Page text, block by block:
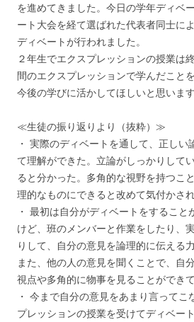
を進めてきました。今日の学年ディベ
ート大会を経て選ばれた代表者同士に
ディベートが行われました。
２年生でエクスプレッションの授業は
間のエクスプレッションで学んだこと
今後の学びに活かしてほしいと思います
≪生徒の振り返りより（抜粋）≫
・ 実際のディベートを通して、正し
て理解ができた。立論がしっかりして
ると分かった。多角的な視野を持つこ
理的なものにできると改めて気付かされ
・ 最初は自分がディベートをすること
けど、班のメンバーと作業をしたり、
りして、自分の意見を論理的に伝える
また、他の人の意見を聞くことで、自
視点や多角的に物事を見ることができ
・ 今まで自分の意見をあまり言ってこ
プレッションの授業を受けてディベー